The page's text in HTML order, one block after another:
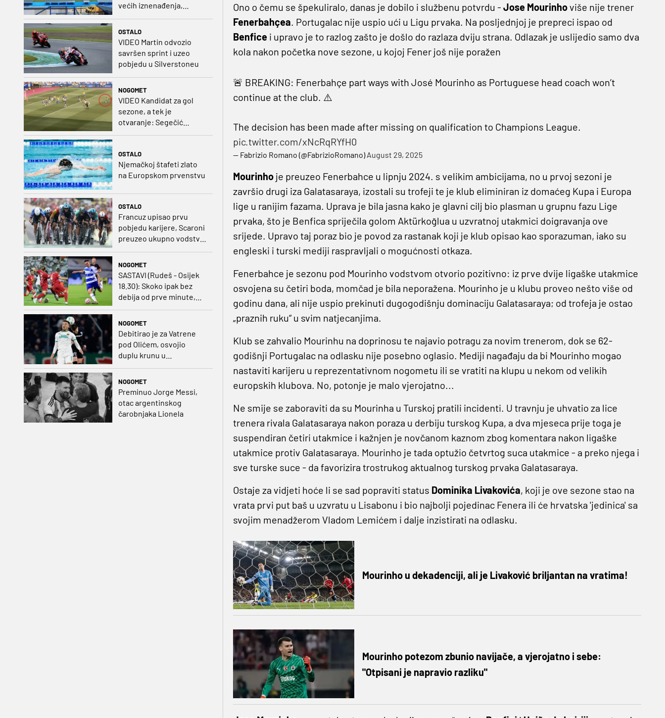
većih iznenađenja,
OSTALO
VIDEO Martin odvozio
savršen sprint i uzeo
pobjedu u Silverstoneu
NOGOMET
VIDEO Kandidat za gol
sezone, a tek je
otvaranje: Segečić
bombom probio West
OSTALO
Njemačkoj štafeti zlato
na Europskom prvenstvu
OSTALO
Francuz upisao prvu
pobjedu karijere, Scaroni
preuzeo ukupno vodstvo
NOGOMET
SASTAVI (Rudeš - Osijek
18.30): Skoko ipak bez
debija od prve minute,
gosti promijenili
prvo kolo
NOGOMET
Debitirao je za Vatrene
pod Olićem, osvojio
duplu krunu u
Rumunjskoj pa preselio
NOGOMET
Preminuo Jorge Messi,
otac argentinskog
čarobnjaka Lionela
Ono o čemu se špekuliralo, danas je dobilo i službenu potvrdu - Jose Mourinhoviše nije trener
Fenerbahçea. Portugalac nije uspio ući u Ligu prvaka. Na posljednjoj je prepreci ispao od
Benfice i upravo je to razlog zašto je došlo do razlaza dviju strana. Odlazak je uslijedio samo dva
kola nakon početka nove sezone, u kojoj Fener još nije poražen
🚨 BREAKING: Fenerbahçe part ways with José Mourinho as Portuguese head coach won’t
continue at the club. ⚠️
The decision has been made after missing on qualification to Champions League.
pic.twitter.com/xNcRqRYfH0
— Fabrizio Romano (@FabrizioRomano)August 29, 2025
Mourinhoje preuzeo Fenerbahce u lipnju 2024. s velikim ambicijama, no u prvoj sezoni je
završio drugi iza Galatasaraya, izostali su trofeji te je klub eliminiran iz domaćeg Kupa i Europa
lige u ranijim fazama. Uprava je bila jasna kako je glavni cilj bio plasman u grupnu fazu Lige
prvaka, što je Benfica spriječila golom Aktürkoğlua u uzvratnoj utakmici doigravanja ove
srijede. Upravo taj poraz bio je povod za rastanak koji je klub opisao kao sporazuman, iako su
engleski i turski mediji raspravljali o mogućnosti otkaza.
Fenerbahce je sezonu pod Mourinho vodstvom otvorio pozitivno: iz prve dvije ligaške utakmice
osvojena su četiri boda, momčad je bila neporažena. Mourinho je u klubu proveo nešto više od
godinu dana, ali nije uspio prekinuti dugogodišnju dominaciju Galatasaraya; od trofeja je ostao
„praznih ruku“ u svim natjecanjima.
Klub se zahvalio Mourinhu na doprinosu te najavio potragu za novim trenerom, dok se 62-
godišnji Portugalac na odlasku nije posebno oglasio. Mediji nagađaju da bi Mourinho mogao
nastaviti karijeru u reprezentativnom nogometu ili se vratiti na klupu u nekom od velikih
europskih klubova. No, potonje je malo vjerojatno...
Ne smije se zaboraviti da su Mourinha u Turskoj pratili incidenti. U travnju je uhvatio za lice
trenera rivala Galatasaraya nakon poraza u derbiju turskog Kupa, a dva mjeseca prije toga je
suspendiran četiri utakmice i kažnjen je novčanom kaznom zbog komentara nakon ligaške
utakmice protiv Galatasaraya. Mourinho je tada optužio četvrtog suca utakmice - a preko njega i
sve turske suce - da favorizira trostrukog aktualnog turskog prvaka Galatasaraya.
Ostaje za vidjeti hoće li se sad popraviti status Dominika Livakovića, koji je ove sezone stao na
vrata prvi put baš u uzvratu u Lisabonu i bio najbolji pojedinac Fenera ili će hrvatska 'jedinica' sa
svojim menadžerom Vladom Lemićem i dalje inzistirati na odlasku.
Mourinho u dekadenciji, ali je Livaković briljantan na vratima!
Mourinho potezom zbunio navijače, a vjerojatno i sebe:
"Otpisani je napravio razliku"